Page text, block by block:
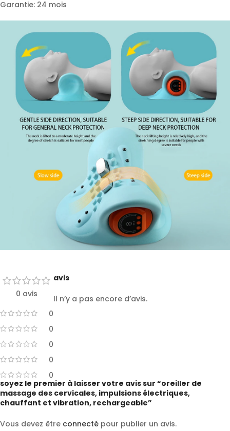
Garantie: 24 mois
0 avis
0
0
0
0
0
avis
Il n’y a pas encore d’avis.
soyez le premier à laisser votre avis sur “oreiller de
massage des cervicales, impulsions électriques,
chauffant et vibration, rechargeable”
Vous devez être connecté pour publier un avis.